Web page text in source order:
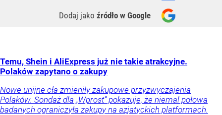
Dodaj jako źródło w Google
Temu, Shein i AliExpress już nie takie atrakcyjne.
Polaków zapytano o zakupy
Nowe unijne cła zmieniły zakupowe przyzwyczajenia
Polaków. Sondaż dla „Wprost” pokazuje, że niemal połowa
badanych ograniczyła zakupy na azjatyckich platformach.